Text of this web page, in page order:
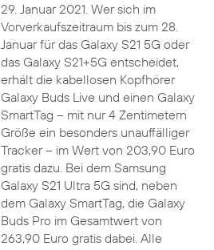
29. Januar 2021. Wer sich im
Vorverkaufszeitraum bis zum 28.
Januar für das Galaxy S21 5G oder
das Galaxy S21+5G entscheidet,
erhält die kabellosen Kopfhörer
Galaxy Buds Live und einen Galaxy
SmartTag – mit nur 4 Zentimetern
Größe ein besonders unauffälliger
Tracker – im Wert von 203,90 Euro
gratis dazu. Bei dem Samsung
Galaxy S21 Ultra 5G sind, neben
dem Galaxy SmartTag, die Galaxy
Buds Pro im Gesamtwert von
263,90 Euro gratis dabei. Alle